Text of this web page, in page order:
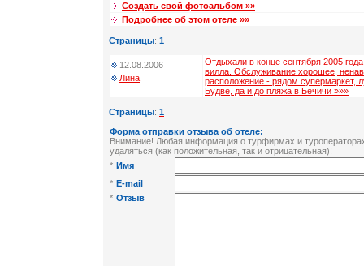
Создать свой фотоальбом »»
Подробнее об этом отеле »»
Страницы: 1
12.08.2006
Лина
Отдыхали в конце сентября 2005
вилла. Обслуживание хорошее,
расположение - рядом супермаркет,
Будве, да и до пляжа в Бечичи »»»
Страницы: 1
Форма отправки отзыва об отеле:
Внимание! Любая информация о турфирмах и
удаляться (как положительная, так и отрицательная)!
* Имя
* E-mail
* Отзыв